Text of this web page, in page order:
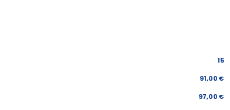
15
91,00 €
97,00 €